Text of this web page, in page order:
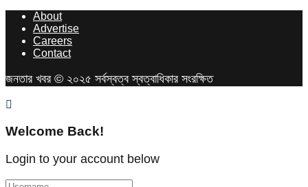
About
Advertise
Careers
Contact
জনতার খবর © ২০২৫ সর্বস্বত্ব স্বত্বাধিকার সংরক্ষিত
Welcome Back!
Login to your account below